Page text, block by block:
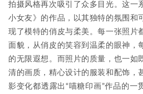
拍摄风格再次吸引了众多目光。这一
小女友》的作品，以其独特的氛围和
现了模特的俏皮与柔美。每一张照片
面貌，从俏皮的笑容到温柔的眼神，
的无限遐想。而照片的质量，也一如
清的画质，精心设计的服装和配饰，
影变化都透露出“喵糖印画”作品的一